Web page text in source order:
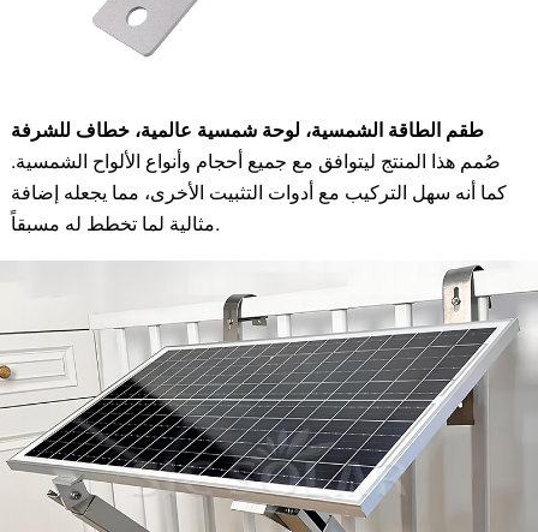
طقم الطاقة الشمسية، لوحة شمسية عالمية، خطاف للشرفة
صُمم هذا المنتج ليتوافق مع جميع أحجام وأنواع الألواح الشمسية.
كما أنه سهل التركيب مع أدوات التثبيت الأخرى، مما يجعله إضافة
مثالية لما تخطط له مسبقاً.